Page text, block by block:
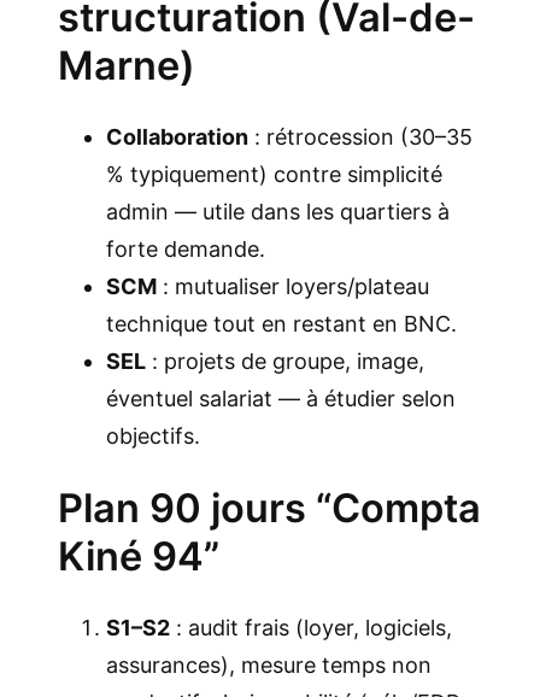
structuration (Val-de-
Marne)
Collaboration : rétrocession (30–35
% typiquement) contre simplicité
admin — utile dans les quartiers à
forte demande.
SCM : mutualiser loyers/plateau
technique tout en restant en BNC.
SEL : projets de groupe, image,
éventuel salariat — à étudier selon
objectifs.
Plan 90 jours “Compta
Kiné 94”
S1–S2 : audit frais (loyer, logiciels,
assurances), mesure temps non